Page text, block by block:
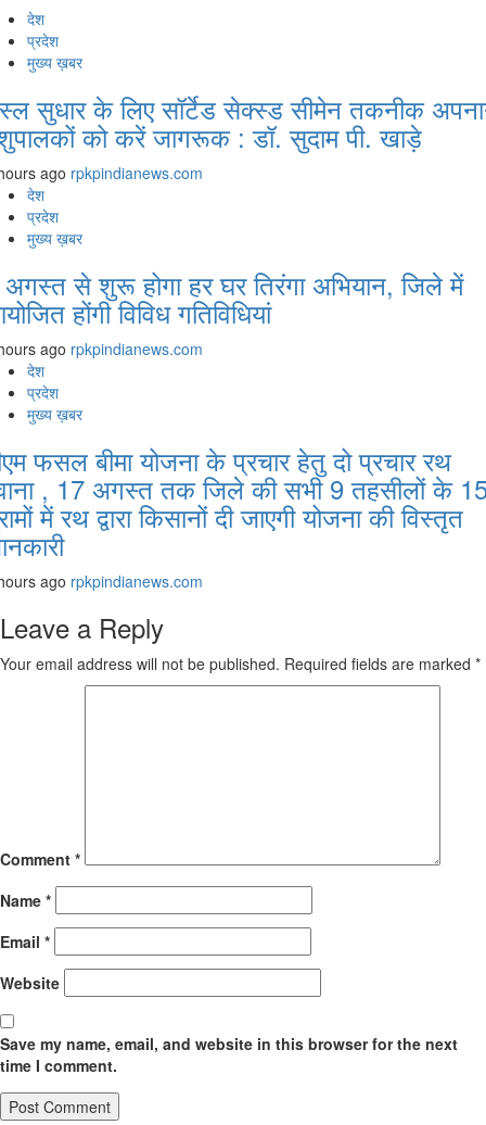
देश
प्रदेश
मुख्य ख़बर
सुधार के लिए सॉर्टेड सेक्स्ड सीमेन तकनीक
को करें जागरूक : डॉ. सुदाम पी. खाड़े
ago rpkpindianews.com
देश
प्रदेश
मुख्य ख़बर
से शुरू होगा हर घर तिरंगा अभियान, जिले में
होंगी विविध गतिविधियां
ago rpkpindianews.com
देश
प्रदेश
मुख्य ख़बर
फसल बीमा योजना के प्रचार हेतु दो प्रचार रथ
, 17 अगस्त तक जिले की सभी 9 तहसीलों के
में रथ द्वारा किसानों दी जाएगी योजना की विस्तृत
ago rpkpindianews.com
Leave a Reply
Your email address will not be published. Required fields are marked *
Comment *
Name *
Email *
Website
Save my name, email, and website in this browser for the next
time I comment.